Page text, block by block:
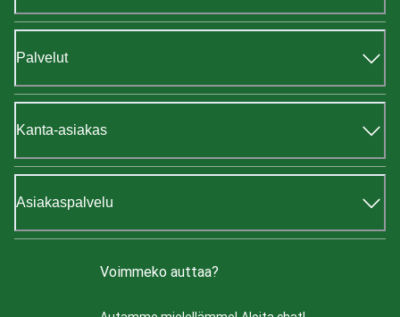
Palvelut
Kanta-asiakas
Asiakaspalvelu
Voimmeko auttaa?